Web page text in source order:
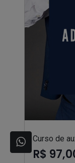
Curso de
R$